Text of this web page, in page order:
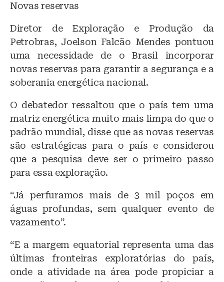
Novas reservas
Diretor de Exploração e Produção da
Petrobras, Joelson Falcão Mendes pontuou
uma necessidade de o Brasil incorporar
novas reservas para garantir a segurança e a
soberania energética nacional.
O debatedor ressaltou que o país tem uma
matriz energética muito mais limpa do que o
padrão mundial, disse que as novas reservas
são estratégicas para o país e considerou
que a pesquisa deve ser o primeiro passo
para essa exploração.
“Já perfuramos mais de 3 mil poços em
águas profundas, sem qualquer evento de
vazamento”.
“E a margem equatorial representa uma das
últimas fronteiras exploratórias do país,
onde a atividade na área pode propiciar a